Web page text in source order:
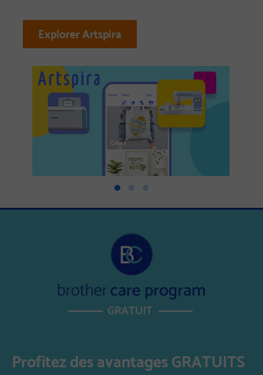
Explorer Artspira
Profitez des avantages GRATUITS